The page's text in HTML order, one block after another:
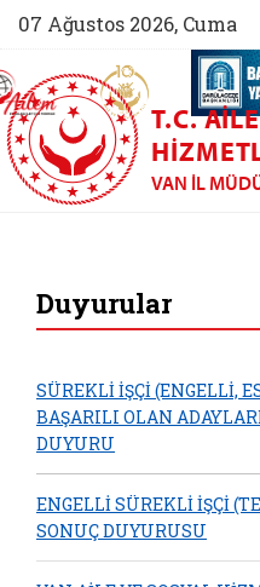
07 Ağustos 2026, Cuma
(yeni sekmede açılır)
AİLEM İletişim Merkezi (yeni
Aile ve Nüfus
T.C.
VAN İL
Duyurular
SÜREKLİ İŞÇİ (ENGELLİ,
BAŞARILI OLAN
DUYURU
ENGELLİ SÜREKLİ İŞÇİ
SONUÇ DUYURUSU